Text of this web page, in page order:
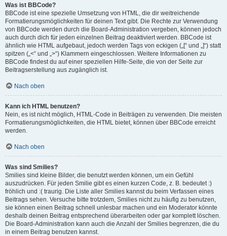
Was ist BBCode?
BBCode ist eine spezielle Umsetzung von HTML, die dir weitreichende
Formatierungsmöglichkeiten für deinen Text gibt. Die Rechte zur Verwendung
von BBCode werden durch die Board-Administration vergeben, können jedoch
auch durch dich für jeden einzelnen Beitrag deaktiviert werden. BBCode ist
ähnlich wie HTML aufgebaut, jedoch werden Tags von eckigen („[“ und „]“) statt
spitzen („<“ und „>“) Klammern eingeschlossen. Weitere Informationen zu
BBCode findest du auf einer speziellen Hilfe-Seite, die von der Seite zur
Beitragserstellung aus zugänglich ist.
Nach oben
Kann ich HTML benutzen?
Nein, es ist nicht möglich, HTML-Code in Beiträgen zu verwenden. Die meisten
Formatierungsmöglichkeiten, die HTML bietet, können über BBCode erreicht
werden.
Nach oben
Was sind Smilies?
Smilies sind kleine Bilder, die benutzt werden können, um ein Gefühl
auszudrücken. Für jeden Smilie gibt es einen kurzen Code, z. B. bedeutet :)
fröhlich und :( traurig. Die Liste aller Smilies kannst du beim Verfassen eines
Beitrags sehen. Versuche bitte trotzdem, Smilies nicht zu häufig zu benutzen,
sie können einen Beitrag schnell unlesbar machen und ein Moderator könnte
deshalb deinen Beitrag entsprechend überarbeiten oder gar komplett löschen.
Die Board-Administration kann auch die Anzahl der Smilies begrenzen, die du
in einem Beitrag benutzen kannst.